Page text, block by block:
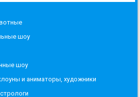
шоу
шоу
и аниматоры, художники